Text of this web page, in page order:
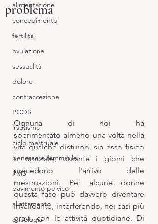
alimentazione
concepimento
fertilità
ovulazione
sessualità
dolore
contraccezione
PCOS
irsutismo
ciclo mestruale
benessere femminile
PMS
pavimento pelvico
allattamento
oncologia
problema
Ognuna di noi ha
sperimentato almeno una volta nella
vita qualche disturbo, sia esso fisico
o umorale, durante i giorni che
precedono l'arrivo delle
mestruazioni. Per alcune donne
questa fase può davvero diventare
invalidante, interferendo, nei casi più
gravi, con le attività quotidiane. Di